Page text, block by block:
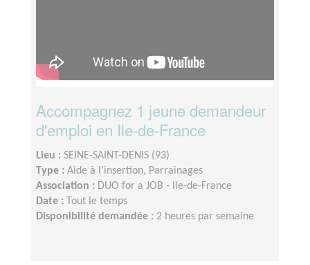
Accompagnez 1 jeune demandeur
d'emploi en Ile-de-France
Lieu : SEINE-SAINT-DENIS (93)
Type : Aide à l'insertion, Parrainages
Association : DUO for a JOB - Ile-de-France
Date :
Tout le temps
Disponibilité demandée : 2 heures par semaine